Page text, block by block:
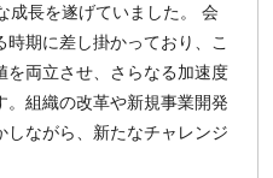
成長を遂げていました。 会
期に差し掛かっており、こ
を両立させ、さらなる加速度
。組織の改革や新規事業開発
しながら、新たなチャレンジ